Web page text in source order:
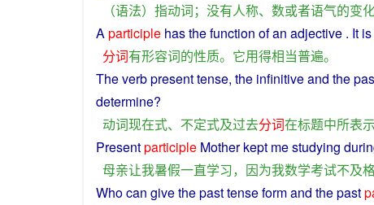
（语法） 指动词； 没有人称、 数或者语气的变
Aparticiple hasthe function ofan adjective . It is
分词有形容词的性质。 它用得相当普遍。
Theverbpresenttense, the infinitiveand the
determine?
动词现在式、 不定式及过去分词在标题中所表示
Presentparticiple Mother kept mestudying
母亲让我暑假一直学习， 因为我数学考试不及
Whocan give thepasttenseformand thepast